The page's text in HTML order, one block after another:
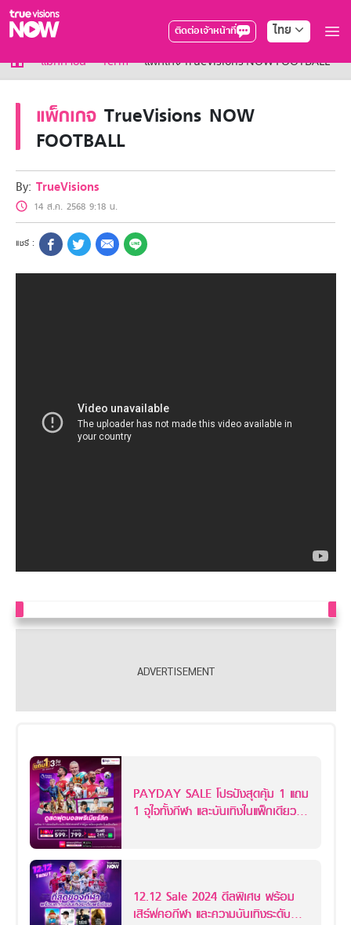
ติดต่อเจ้าหน้าที่ ไทย
True AF2026
แพ็กเกจ
NOW SPORTS
NOW BUNDLES
NOW Muay Thai
แพ็กเกจทรูวิชันส์นาวทั้งหมด
เคเบิลและจานดาวเทียม
สิทธิพิเศษ
สิทธิพิเศษลูกค้าทรูวิชั่นส์
Showtime
HoReCa
แพ็กเกจสำหรับผู้ประกอบการ
แม็กกาซีน Term แพ็กเกจ TrueVisions NOW FOOTBALL
แพ็กเกจ TrueVisions NOW
FOOTBALL
By: TrueVisions
14 ส.ค. 2568 9:18 น.
PAYDAY SALE โปรปังสุดคุ้ม 1 แถม
1 จุใจทั้งกีฬา และบันเทิงในแพ็กเดียว ที่
12.12 Sale 2024 ดีลพิเศษ พร้อม
เสิร์ฟคอกีฬา และความบันเทิงระดับ